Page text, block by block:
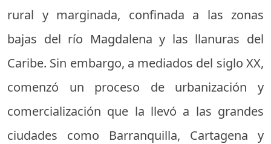
rural y marginada, confinada a las zonas
bajas del río Magdalena y las llanuras del
Caribe. Sin embargo, a mediados del siglo XX,
comenzó un proceso de urbanización y
comercialización que la llevó a las grandes
ciudades como Barranquilla, Cartagena y